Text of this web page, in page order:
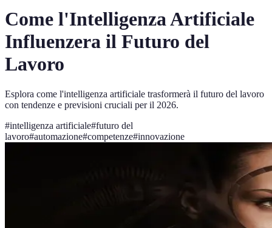
Come l'Intelligenza Artificiale
Influenzera il Futuro del
Lavoro
Esplora come l'intelligenza artificiale trasformerà il futuro del lavoro
con tendenze e previsioni cruciali per il 2026.
#intelligenza artificiale#futuro del
lavoro#automazione#competenze#innovazione